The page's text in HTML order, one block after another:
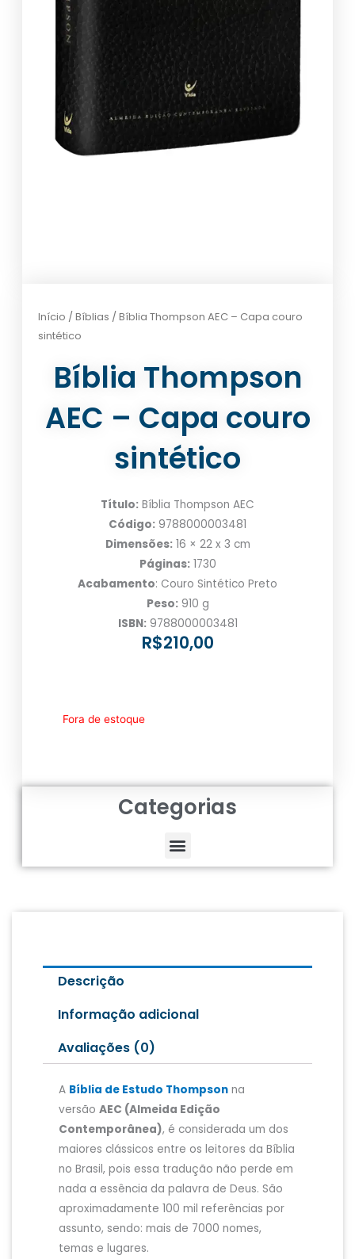
Início /Bíblias / Bíblia Thompson AEC – Capa couro
sintético
Bíblia Thompson
AEC – Capa couro
sintético
Título: Bíblia Thompson AEC
Código: 9788000003481
Dimensões:16 × 22 x 3 cm
Páginas:1730
Acabamento: Couro Sintético Preto
Peso:910 g
ISBN:9788000003481
R$210,00
Fora de estoque
Categorias
Menu
Descrição
Informação adicional
Avaliações (0)
A Bíblia de Estudo Thompson na
versão AEC (Almeida Edição
Contemporânea), é considerada um dos
maiores clássicos entre os leitores da Bíblia
no Brasil, pois essa tradução não perde em
nada a essência da palavra de Deus. São
aproximadamente 100 mil referências por
assunto, sendo: mais de 7000 nomes,
temas e lugares.